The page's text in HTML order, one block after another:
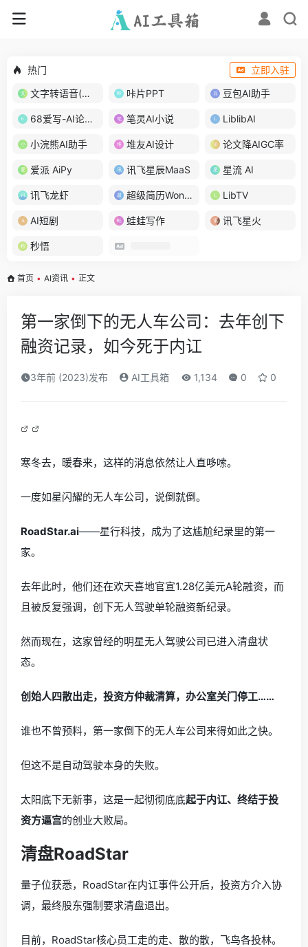
热门
立即入驻
文字转语音(琅琅配音)
咔片PPT 豆包AI助手
68爱写-AI论文写作 笔灵AI小说 LiblibAI
小浣熊AI助手 堆友AI设计 论文降AIGC率
爱派 AiPy 讯飞星辰MaaS 星流 AI
讯飞龙虾 超级简历WonderCV LibTV
AI短剧 蛙蛙写作 讯飞星火
秒悟
首页 • AI资讯 • 正文
第一家倒下的无人车公司：去年创下
融资记录，如今死于内讧
3年前 (2023)发布 AI工具箱 1,134 0 0
寒冬去，暖春来，这样的消息依然让人直哆嗦。
一度如星闪耀的无人车公司，说倒就倒。
RoadStar.ai——星行科技，成为了这尴尬纪录里的第一
家。
去年此时，他们还在欢天喜地官宣1.28亿美元A轮融资，而
且被反复强调，创下无人驾驶单轮融资新纪录。
然而现在，这家曾经的明星无人驾驶公司已进入清盘状
态。
创始人四散出走，投资方仲裁清算，办公室关门停工……
谁也不曾预料，第一家倒下的无人车公司来得如此之快。
但这不是自动驾驶本身的失败。
太阳底下无新事，这是一起彻彻底底起于内讧、终结于投
资方逼宫的创业大败局。
清盘RoadStar
量子位获悉，RoadStar在内讧事件公开后，投资方介入协
调，最终股东强制要求清盘退出。
目前，RoadStar核心员工走的走、散的散，飞鸟各投林。